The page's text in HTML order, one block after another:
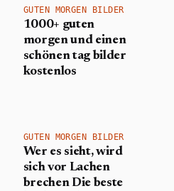
GUTEN MORGEN BILDER
1000+ guten
morgen und einen
schönen tag bilder
kostenlos
GUTEN MORGEN BILDER
Wer es sieht, wird
sich vor Lachen
brechen Die beste